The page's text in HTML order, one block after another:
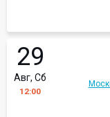
29
Авг, Сб
12:00